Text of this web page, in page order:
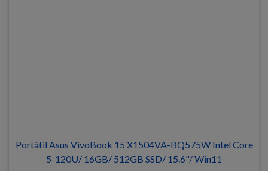
Portátil Asus VivoBook 15 X1504VA-BQ575W Intel Core
5-120U/ 16GB/ 512GB SSD/ 15.6"/ Win11